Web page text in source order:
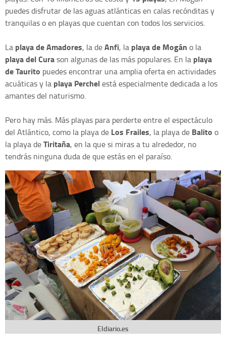
puedes disfrutar de las aguas atlánticas en calas recónditas y
tranquilas o en playas que cuentan con todos los servicios.
La playa de Amadores, la deAnfi, la playa de Mogán o la
playa del Curason algunas de las más populares. En la playa
de Taurito puedes encontrar una amplia oferta en actividades
acuáticas y la playa Perchelestá especialmente dedicada a los
amantes del naturismo.
Pero hay más. Más playas para perderte entre el espectáculo
del Atlántico, como la playa de Los Frailes, la playa de Balito o
la playa deTiritaña, en la que si miras a tu alrededor, no
tendrás ninguna duda de que estás en el paraíso.
Eldiario.es